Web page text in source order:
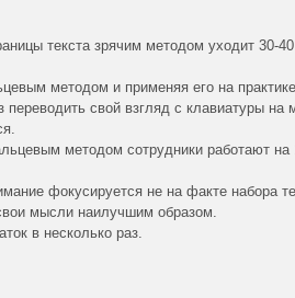
текста зрячим методом уходит 30-40
методом и применяя его на практике,
свой взгляд с клавиатуры на
методом сотрудники работают
фокусируется не на факте набора
мысли наилучшим образом.
в несколько раз.